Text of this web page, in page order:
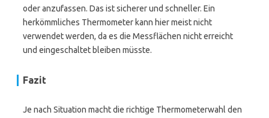
oder anzufassen. Das ist sicherer und schneller. Ein
herkömmliches Thermometer kann hier meist nicht
verwendet werden, da es die Messflächen nicht erreicht
und eingeschaltet bleiben müsste.
Fazit
Je nach Situation macht die richtige Thermometerwahl den